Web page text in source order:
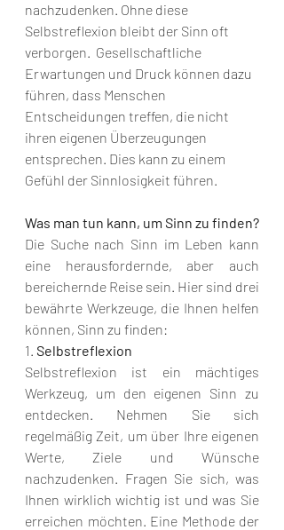
nachzudenken. Ohne diese
Selbstreflexion bleibt der Sinn oft
verborgen.  Gesellschaftliche
Erwartungen und Druck können dazu
führen, dass Menschen
Entscheidungen treffen, die nicht
ihren eigenen Überzeugungen
entsprechen. Dies kann zu einem
Gefühl der Sinnlosigkeit führen.
Was man tun kann, um Sinn zu finden?
Die Suche nach Sinn im Leben kann
eine herausfordernde, aber auch
bereichernde Reise sein. Hier sind drei
bewährte Werkzeuge, die Ihnen helfen
können, Sinn zu finden:
1. Selbstreflexion
Selbstreflexion ist ein mächtiges
Werkzeug, um den eigenen Sinn zu
entdecken. Nehmen Sie sich
regelmäßig Zeit, um über Ihre eigenen
Werte, Ziele und Wünsche
nachzudenken. Fragen Sie sich, was
Ihnen wirklich wichtig ist und was Sie
erreichen möchten. Eine Methode der